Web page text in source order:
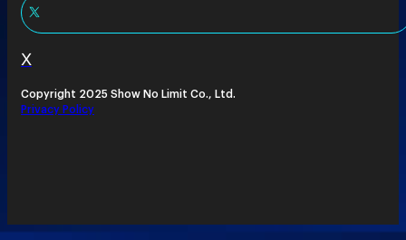
X
Copyright 2025 Show No Limit Co., Ltd.
Privacy Policy